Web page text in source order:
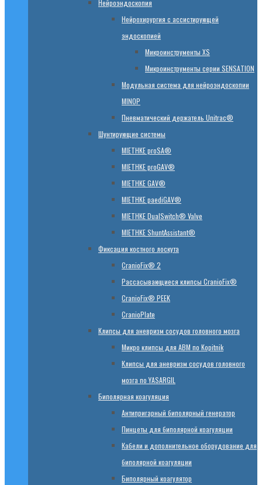
Нейроэндоскопия
Нейрохирургия с ассистирующей
эндоскопией
Микроинструменты XS
Микроинструменты серии SENSATION
Модульная система для нейроэндоскопии
MINOP
Пневматический держатель Unitrac®
Шунтирующие системы
MIETHKE proSA®
MIETHKE proGAV®
MIETHKE GAV®
MIETHKE paediGAV®
MIETHKE DualSwitch® Valve
MIETHKE ShuntAssistant®
Фиксация костного лоскута
CranioFix® 2
Рассасывающиеся клипсы CranioFix®
CranioFix® PEEK
CranioPlate
Клипсы для аневризм сосудов головного мозга
Микро клипсы для АВМ по Kopitnik
Клипсы для аневризм сосудов головного
мозга по YASARGIL
Биполярная коагуляция
Антипригарный биполярный генератор
Пинцеты для биполярной коагуляции
Кабели и дополнительное оборудование для
биполярной коагуляции
Биполярный коагулятор